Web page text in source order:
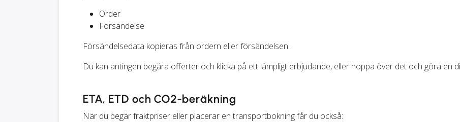
Order
Försändelse
Försändelsedata kopieras från ordern eller försändelsen.
Du kan antingen begära offerter och klicka på ett lämpligt erbjudande, eller hoppa över det och göra en
ETA, ETD och CO2-beräkning
När du begär fraktpriser eller placerar en transportbokning får du också: